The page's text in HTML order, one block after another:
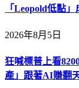
「Leopold低點
2026年8月5日
狂喊標普上看
產」跟著AI賺翻